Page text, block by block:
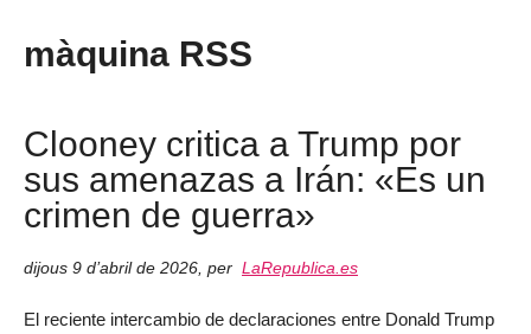
màquina RSS
Clooney critica a Trump por
sus amenazas a Irán: «Es un
crimen de guerra»
dijous 9 d’abril de 2026 per LaRepublica.es
El reciente intercambio de declaraciones entre Donald Trump